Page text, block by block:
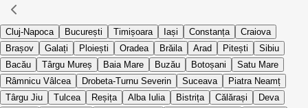
Cluj-Napoca București Timișoara Iași Constanța
Craiova
Brașov
Galați Ploiești Oradea Brăila Arad Pitești
Sibiu
Bacău
Târgu Mureș Baia Mare Buzău Botoșani
Satu Mare
Râmnicu Vâlcea
Drobeta-Turnu Severin Suceava
Piatra Neamț
Târgu Jiu
Tulcea Reșița Alba Iulia Bistrița Călărași
Deva